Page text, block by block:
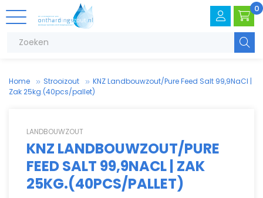
V
.
0
Home Strooizout
KNZ Landbouwzout/Pure Feed Salt 99,9NaCl |
Zak 25kg.(40pcs/pallet)
LANDBOUWZOUT
KNZ LANDBOUWZOUT/PURE
FEED SALT 99,9NACL | ZAK
25KG.(40PCS/PALLET)